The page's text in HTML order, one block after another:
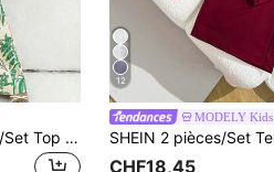
SHEIN Sparklyn 2pcs/Set Top à manches volantées texturées tricotées pour filles préadolescentes & Pantalon droit imprimé, Vert sauge Vacances d'été tropicales, Style décontracté de vacances
12
MODELY Kids
CHF18,45